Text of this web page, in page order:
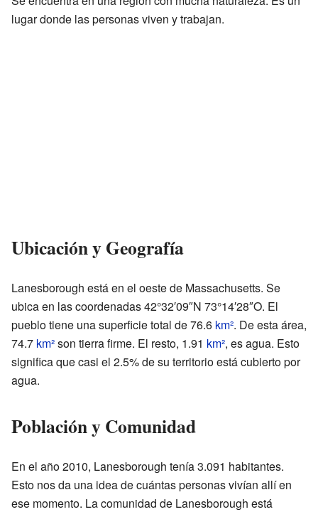
lugar donde las personas viven y trabajan.
Ubicación y Geografía
Lanesborough está en el oeste de Massachusetts. Se
ubica en las coordenadas 42°32′09″N 73°14′28″O. El
pueblo tiene una superficie total de 76.6 km². De esta área,
74.7 km²son tierra firme. El resto, 1.91 km², es agua. Esto
significa que casi el 2.5% de su territorio está cubierto por
agua.
Población y Comunidad
En el año 2010, Lanesborough tenía 3.091 habitantes.
Esto nos da una idea de cuántas personas vivían allí en
ese momento. La comunidad de Lanesborough está